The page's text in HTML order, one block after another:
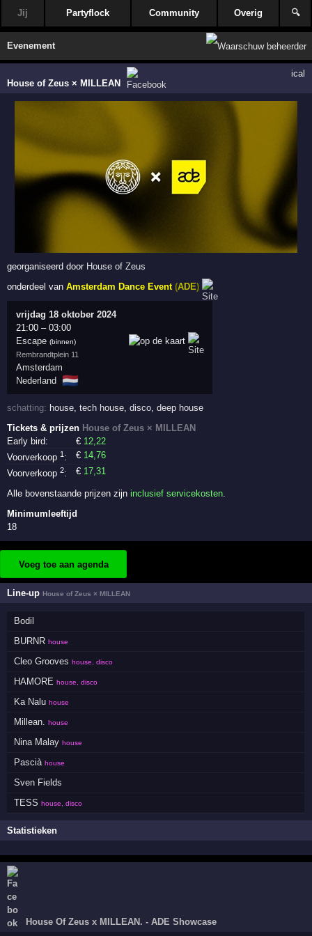
Jij Partyflock Community Overig 🔍
Evenement
House of Zeus × MILLEAN
ical
georganiseerd door House of Zeus
onderdeel vanAmsterdam Dance Event (ADE)
vrijdag 18 oktober 2024
21:00 –03:00
Escape (binnen)
Rembrandtplein 11
Amsterdam
Nederland 🇳🇱
schatting: house ,tech house ,disco ,deep house
Tickets & prijzen House of Zeus × MILLEAN
Early bird:
€ 12,22
Voorverkoop1 : € 14,76
Voorverkoop2: € 17,31
Alle bovenstaande prijzen zijninclusief servicekosten.
Minimumleeftijd
18
Voeg toe aan agenda
Line-upHouse of Zeus × MILLEAN
Bodil
BURNR house
Cleo Grooves house, disco
HAMORE house, disco
Ka Nalu house
Millean. house
Nina Malay house
Pascià house
Sven Fields
TESS house, disco
Statistieken
House Of Zeus x MILLEAN. - ADE Showcase